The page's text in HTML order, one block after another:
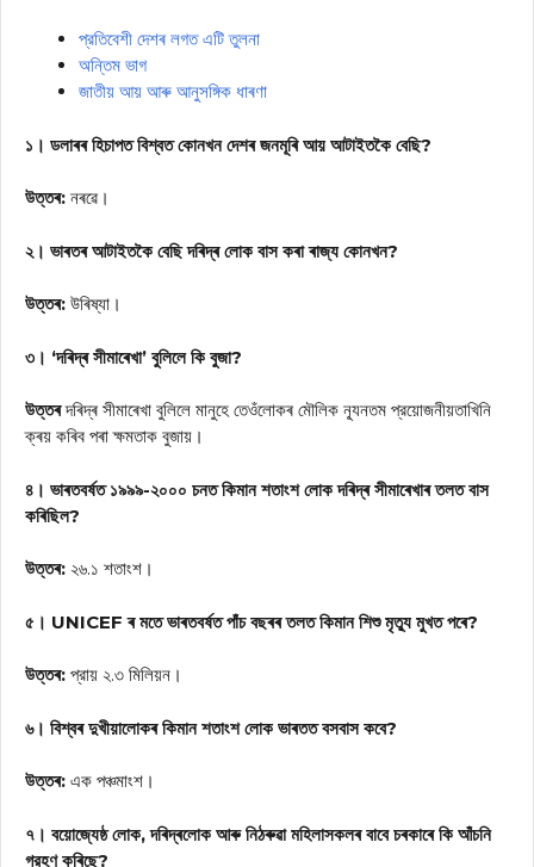
প্রতিবেশী দেশৰ লগত এটি তুলনা
অন্তিম ভাগ
জাতীয় আয় আৰু আনুসঙ্গিক ধাৰণা
১। ডলাৰৰ হিচাপত বিশ্বত কোনখন দেশৰ জনমূৰি আয় আটাইতকৈ বেছি?
উত্তৰ: নৰৱে।
২। ভাৰতৰ আটাইতকৈ বেছি দৰিদ্ৰ লোক বাস কৰা ৰাজ্য কোনখন?
উত্তৰ: উৰিষ্যা।
৩। ‘দৰিদ্ৰ সীমাৰেখা’ বুলিলে কি বুজা?
উত্তৰদৰিদ্ৰ সীমাৰেখা বুলিলে মানুহে তেওঁলোকৰ মৌলিক ন্যূনতম প্রয়োজনীয়তাখিনি
ক্ৰয় কৰিব পৰা ক্ষমতাক বুজায়।
৪। ভাৰতবৰ্ষত ১৯৯৯-২০০০ চনত কিমান শতাংশ লোক দৰিদ্ৰ সীমাৰেখাৰ তলত বাস
কৰিছিল?
উত্তৰ: ২৬.১ শতাংশ।
৫। UNICEF ৰ মতে ভাৰতবৰ্ষত পাঁচ বছৰৰ তলত কিমান শিশু মৃত্যু মুখত পৰে?
উত্তৰ: প্রায় ২.৩ মিলিয়ন।
৬। বিশ্বৰ দুখীয়ালোকৰ কিমান শতাংশ লোক ভাৰতত বসবাস কবে?
উত্তৰ: এক পঞ্চমাংশ।
৭। বয়োজ্যেষ্ঠ লোক, দৰিদ্ৰলোক আৰু নিঠৰুৱা মহিলাসকলৰ বাবে চৰকাৰে কি আঁচনি
গ্রহণ কৰিছে?